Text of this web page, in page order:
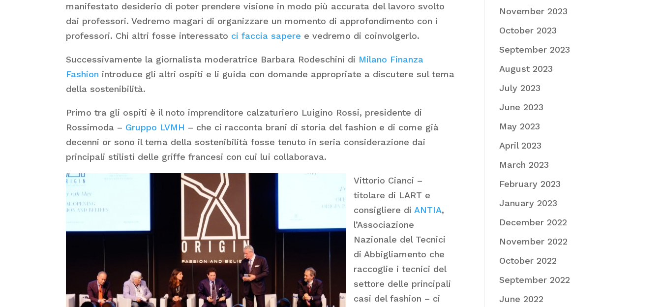
manifestato desiderio di poter prendere visione in modo più accurata del lavoro svolto
dai professori. Vedremo magari di organizzare un momento di approfondimento con i
professori. Chi altri fosse interessato ci faccia sapere e vedremo di coinvolgerlo.
Successivamente la giornalista moderatrice Barbara Rodeschini di Milano Finanza
Fashion introduce gli altri ospiti e li guida con domande appropriate a discutere sul tema
della sostenibilità.
Primo tra gli ospiti è il noto imprenditore calzaturiero Luigino Rossi, presidente di
Rossimoda – Gruppo LVMH – che ci racconta brani di storia del fashion e di come già
decenni or sono il tema della sostenibilità fosse tenuto in seria considerazione dai
principali stilisti delle griffe francesi con cui lui collaborava.
Vittorio Cianci –
titolare di LART e
consigliere di ANTIA,
l’Associazione
Nazionale del Tecnici
di Abbigliamento che
raccoglie i tecnici del
settore delle principali
casi del fashion – ci
November 2023
October 2023
September 2023
August 2023
July 2023
June 2023
May 2023
April 2023
March 2023
February 2023
January 2023
December 2022
November 2022
October 2022
September 2022
June 2022